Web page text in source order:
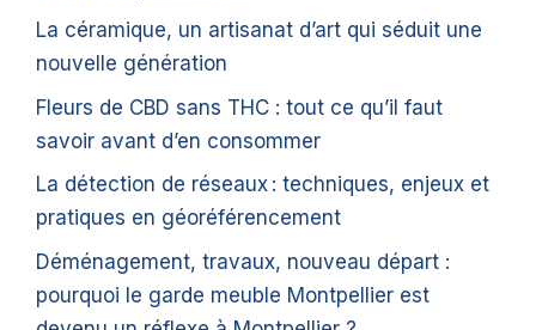
La céramique, un artisanat d’art qui séduit une
nouvelle génération
Fleurs de CBD sans THC : tout ce qu’il faut
savoir avant d’en consommer
La détection de réseaux : techniques, enjeux et
pratiques en géoréférencement
Déménagement, travaux, nouveau départ :
pourquoi le garde meuble Montpellier est